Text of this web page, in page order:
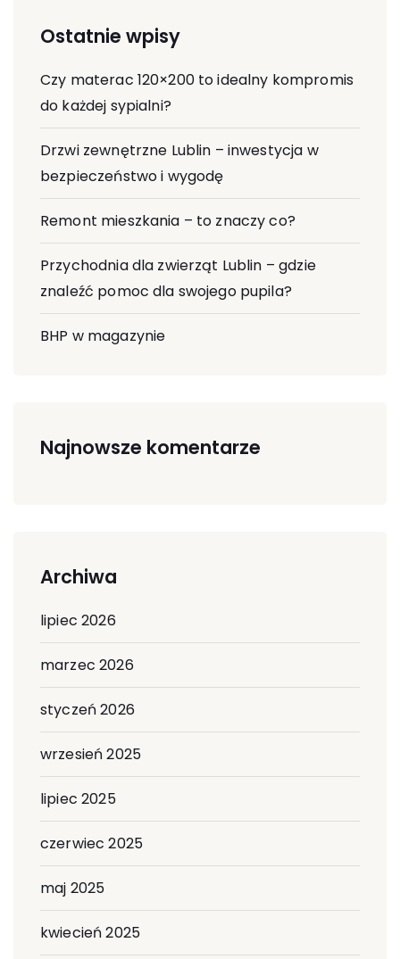
Ostatnie wpisy
Czy materac 120×200 to idealny kompromis
do każdej sypialni?
Drzwi zewnętrzne Lublin – inwestycja w
bezpieczeństwo i wygodę
Remont mieszkania – to znaczy co?
Przychodnia dla zwierząt Lublin – gdzie
znaleźć pomoc dla swojego pupila?
BHP w magazynie
Najnowsze komentarze
Archiwa
lipiec 2026
marzec 2026
styczeń 2026
wrzesień 2025
lipiec 2025
czerwiec 2025
maj 2025
kwiecień 2025